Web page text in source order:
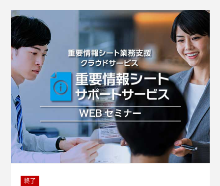
終了